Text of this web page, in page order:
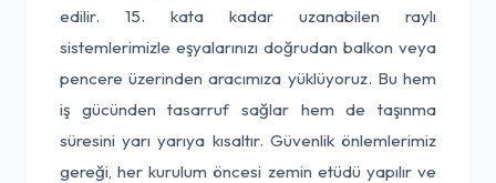
edilir. 15. kata kadar uzanabilen raylı
sistemlerimizle eşyalarınızı doğrudan balkon veya
pencere üzerinden aracımıza yüklüyoruz. Bu hem
iş gücünden tasarruf sağlar hem de taşınma
süresini yarı yarıya kısaltır. Güvenlik önlemlerimiz
gereği, her kurulum öncesi zemin etüdü yapılır ve